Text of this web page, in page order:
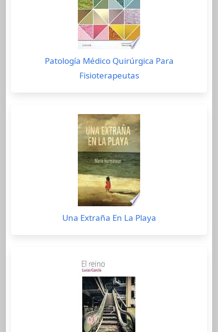
Patología Médico Quirúrgica Para
Fisioterapeutas
Una Extraña En La Playa